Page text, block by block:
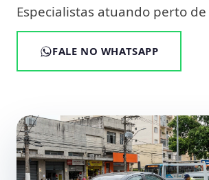
Especialistas atuando perto de
FALE NO WHATSAPP